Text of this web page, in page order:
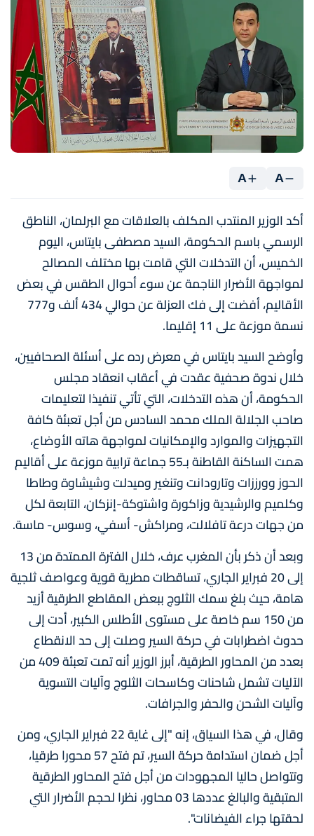
A
A
أكد الوزير المنتدب المكلف بالعلاقات مع البرلمان، الناطق
الرسمي باسم الحكومة، السيد مصطفى بايتاس، اليوم
الخميس، أن التدخلات التي قامت بها مختلف المصالح
لمواجهة الأضرار الناجمة عن سوء أحوال الطقس في بعض
الأقاليم، أفضت إلى فك العزلة عن حوالي 434 ألف و777
نسمة موزعة على 11 إقليما.
وأوضح السيد بايتاس في معرض رده على أسئلة الصحافيين،
خلال ندوة صحفية عقدت في أعقاب انعقاد مجلس
الحكومة، أن هذه التدخلات، التي تأتي تنفيذا لتعليمات
صاحب الجلالة الملك محمد السادس من أجل تعبئة كافة
التجهيزات والموارد والإمكانيات لمواجهة هاته الأوضاع،
همت الساكنة القاطنة بـ55 جماعة ترابية موزعة على أقاليم
الحوز وورززات وتارودانت وتنغير وميدلت وشيشاوة وطاطا
وكلميم والرشيدية وزاكورة واشتوكة-إنزكان، التابعة لكل
من جهات درعة تافلالت، ومراكش- أسفي، وسوس- ماسة.
وبعد أن ذكر بأن المغرب عرف، خلال الفترة الممتدة من 13
إلى 20 فبراير الجاري، تساقطات مطرية قوية وعواصف ثلجية
هامة، حيث بلغ سمك الثلوج ببعض المقاطع الطرقية أزيد
من 150 سم خاصة على مستوى الأطلس الكبير، أدت إلى
حدوث اضطرابات في حركة السير وصلت إلى حد الانقطاع
بعدد من المحاور الطرقية، أبرز الوزير أنه تمت تعبئة 409 من
الآليات تشمل شاحنات وكاسحات الثلوج وآليات التسوية
وآليات الشحن والحفر والجرافات.
وقال، في هذا السياق، إنه "إلى غاية 22 فبراير الجاري، ومن
أجل ضمان استدامة حركة السير، تم فتح 57 محورا طرقيا،
وتتواصل حاليا المجهودات من أجل فتح المحاور الطرقية
المتبقية والبالغ عددها 03 محاور، نظرا لحجم الأضرار التي
لحقتها جراء الفيضانات".